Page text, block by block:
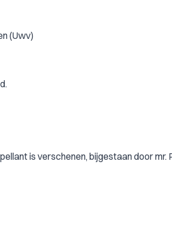
(Uwv)
is verschenen, bijgestaan door mr.